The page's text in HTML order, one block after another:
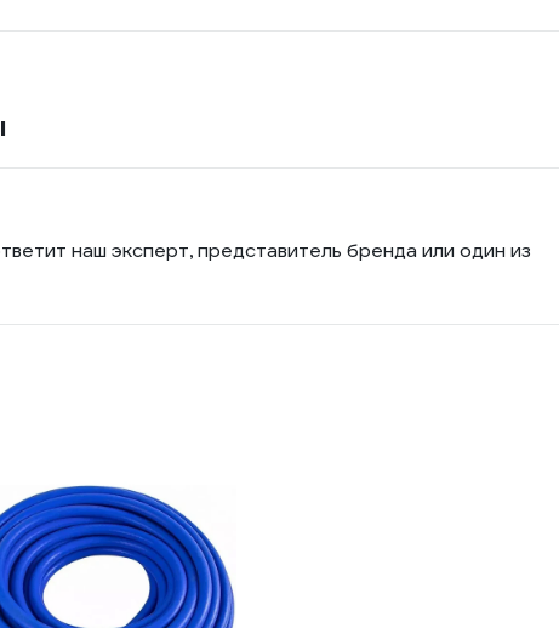
наш эксперт, представитель бренда или один из